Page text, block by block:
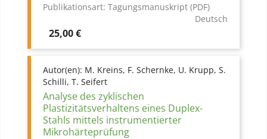
Publikationsart: Tagungsmanuskript (PDF)
Deutsch
Preis
25,00 €
Autor(en): M. Kreins, F. Schernke, U. Krupp, S.
Schilli, T. Seifert
Analyse des zyklischen
Plastizitätsverhaltens eines Duplex-
Stahls mittels instrumentierter
Mikrohärteprüfung